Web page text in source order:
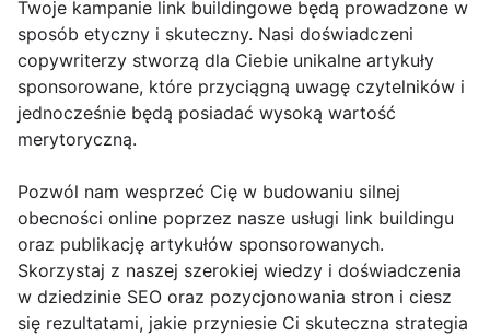
Twoje kampanie link buildingowe będą prowadzone w
sposób etyczny i skuteczny. Nasi doświadczeni
copywriterzy stworzą dla Ciebie unikalne artykuły
sponsorowane, które przyciągną uwagę czytelników i
jednocześnie będą posiadać wysoką wartość
merytoryczną.
Pozwól nam wesprzeć Cię w budowaniu silnej
obecności online poprzez nasze usługi link buildingu
oraz publikację artykułów sponsorowanych.
Skorzystaj z naszej szerokiej wiedzy i doświadczenia
w dziedzinie SEO oraz pozycjonowania stron i ciesz
się rezultatami, jakie przyniesie Ci skuteczna strategia